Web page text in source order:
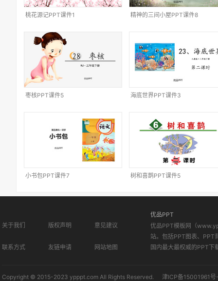
桃花源记PPT课件1 精神的三间小屋PPT课件8
枣核PPT课件5 海底世界PPT课件3
小书包PPT课件7 树和喜鹊PPT课件5
关于我们 版权声明 意见建议
联系方式 友链申请 网站地图
优品PPT
优品PPT模板网（
站。包括PPT图表、PPT
国内最大最权威的PPT下
Copyright © 2015-2023 ypppt.com All Rights Reserved. 津ICP备15001961号